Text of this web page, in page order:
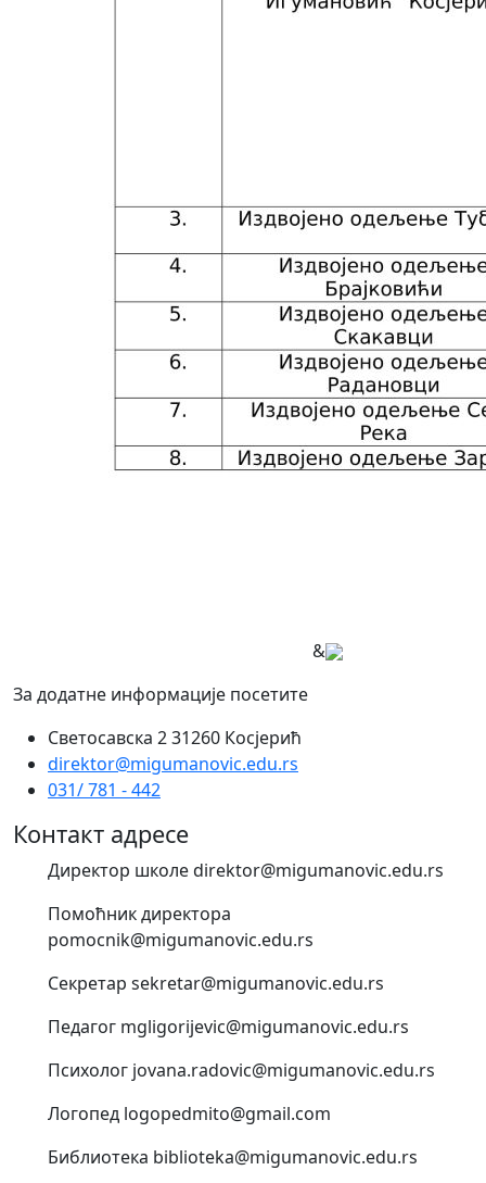
&
За додатне информације посетите
Светосавска 2 31260 Косјерић
direktor@migumanovic.edu.rs
031/ 781 - 442
Контакт адресе
Директор школе direktor@migumanovic.edu.rs
Помоћник директора
pomocnik@migumanovic.edu.rs
Секретар sekretar@migumanovic.edu.rs
Педагог mgligorijevic@migumanovic.edu.rs
Психолог jovana.radovic@migumanovic.edu.rs
Логопед logopedmito@gmail.com
Библиотека biblioteka@migumanovic.edu.rs